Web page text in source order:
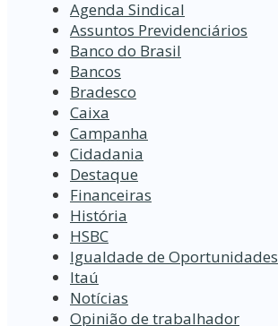
Agenda Sindical
Assuntos Previdenciários
Banco do Brasil
Bancos
Bradesco
Caixa
Campanha
Cidadania
Destaque
Financeiras
História
HSBC
Igualdade de Oportunidades
Itaú
Notícias
Opinião de trabalhador